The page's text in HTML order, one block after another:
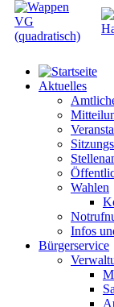
Aktuelles
Wahlen
Infos
Bürgerservice